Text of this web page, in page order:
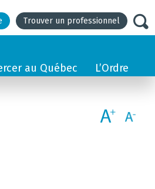
Trouver un professionnel
au Québec L’Ordre